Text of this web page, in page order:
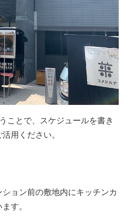
ことで、スケジュールを書き
用ください。
ョン前の敷地内にキッチンカ
す。